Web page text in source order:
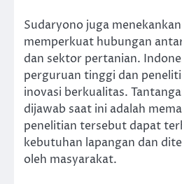
Sudaryono juga
memperkuat hubungan
dan sektor pertanian.
perguruan tinggi dan
inovasi berkualitas.
dijawab saat ini adalah
penelitian tersebut dapat
kebutuhan lapangan dan
oleh masyarakat.